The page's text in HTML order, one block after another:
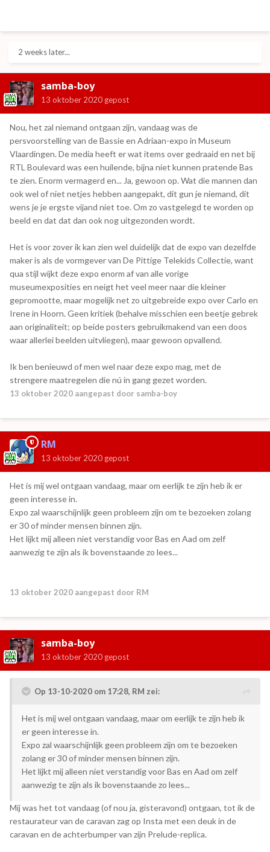
2 weeks later...
samba-boy
13 oktober 2020 gepost
Nou, het zal niemand ontgaan zijn, vandaag was de
persvoorstelling van de Bassie en Adriaan-expo in Museum
Vlaardingen. De media heeft er wat items over gedraaid en net bij
RTL Boulevard was een huilende, bijna niet kunnen pratende Bas
te zien. Enorm vermagerd en... Ja, gewoon op. Wat die mannen dan
ook wel of niet netjes hebben aangepakt, dit gun je niemand, dit
wens je je ergste vijand niet toe. Om zo vastgelegd te worden op
beeld en dat dat dan ook nog uitgezonden wordt.
Het is voor zover ik kan zien wel duidelijk dat de expo van dezelfde
maker is als de vormgever van De Pittige Telekids Collectie, want
qua stijl wijkt deze expo enorm af van alle vorige
museumexposities en neigt het veel meer naar die kleiner
gepromootte, maar mogelijk net zo uitgebreide expo over Carlo en
Irene in Hoorn. Geen kritiek (behalve misschien een beetje gebrek
aan originaliteit; op beide posters gebruikmakend van een doos
waar allerlei beelden uitvliegen), maar gewoon opvallend.
Ik ben benieuwd of men wel naar deze expo mag, met de
strengere maatregelen die nú in gang gezet worden.
13 oktober 2020 aangepast door samba-boy
RM
13 oktober 2020 gepost
Het is mij wel ontgaan vandaag, maar om eerlijk te zijn heb ik er
geen interesse in.
Expo zal waarschijnlijk geen probleem zijn om te bezoeken zolang
er 30 of minder mensen binnen zijn.
Het lijkt mij alleen niet verstandig voor Bas en Aad om zelf
aanwezig te zijn als ik bovenstaande zo lees...
13 oktober 2020 aangepast door RM
samba-boy
13 oktober 2020 gepost
Op 13-10-2020 om 17:28, RM zei:
Het is mij wel ontgaan vandaag, maar om eerlijk te zijn heb ik
er geen interesse in.
Expo zal waarschijnlijk geen probleem zijn om te bezoeken
zolang er 30 of minder mensen binnen zijn.
Het lijkt mij alleen niet verstandig voor Bas en Aad om zelf
aanwezig te zijn als ik bovenstaande zo lees...
Mij was het tot vandaag (of nou ja, gisteravond) ontgaan, tot ik de
restaurateur van de caravan zag op Insta met een deuk in de
caravan en de achterbumper van zijn Prelude-replica.